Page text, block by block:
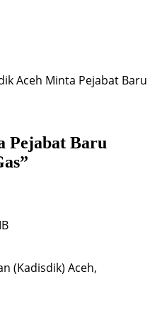
Aceh Minta Pejabat Baru
Pejabat Baru
(Kadisdik) Aceh,